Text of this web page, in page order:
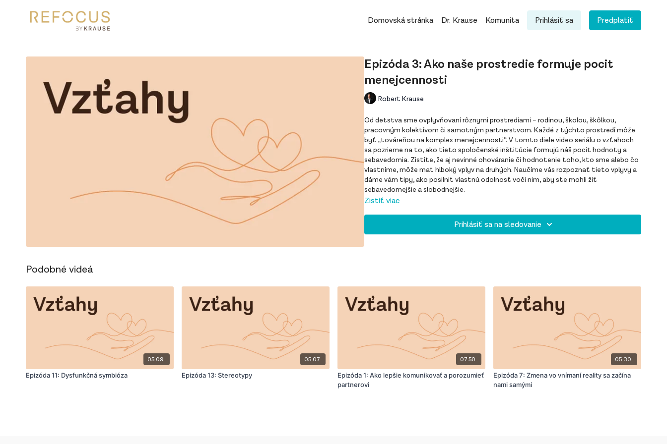
Domovská stránka Dr. Krause Komunita Prihlásiť sa Predplatiť
Epizóda 3: Ako naše prostredie formuje pocit
menejcennosti
Robert Krause
Od detstva sme ovplyvňovaní rôznymi prostrediami – rodinou, školou, škôlkou,
pracovným kolektívom či samotným partnerstvom. Každé z týchto prostredí môže
byť „továreňou na komplex menejcennosti“. V tomto diele video seriálu o vzťahoch
sa pozrieme na to, ako tieto spoločenské inštitúcie formujú náš pocit hodnoty a
sebavedomia. Zistíte, že aj nevinné ohováranie či hodnotenie toho, kto sme alebo čo
vlastníme, môže mať hlboký vplyv na druhých. Naučíme vás rozpoznať tieto vplyvy a
dáme vám tipy, ako posilniť vlastnú odolnosť voči nim, aby ste mohli žiť
sebavedomejšie a slobodnejšie.
Zistiť viac
Prihlásiť sa na sledovanie
Podobné videá
05:09
Epizóda 11: Dysfunkčná symbióza
05:07
Epizóda 13: Stereotypy
07:50
Epizóda 1: Ako lepšie komunikovať a porozumieť
partnerovi
05:30
Epizóda 7: Zmena vo vnímaní reality sa začína
nami samými